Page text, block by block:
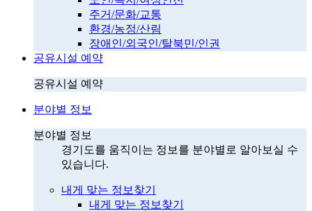
주거/문화/교통
환경/농정/산림
장애인/외국인/탈북민/인권
공유시설 예약
공유시설 예약
분야별 정보
분야별 정보
경기도를 움직이는 정보를 분야별로 알아보실 수
있습니다.
내게 맞는 정보찾기
내게 맞는 정보찾기